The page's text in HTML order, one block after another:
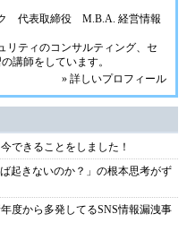
代表取締役 M.B.A. 経営情報
リティのコンサルティング、セ
講師をしています。
» 詳しいプロフィール
できることをしました！
起きないのか？」の根本思考がず
度から多発してるSNS情報漏洩事